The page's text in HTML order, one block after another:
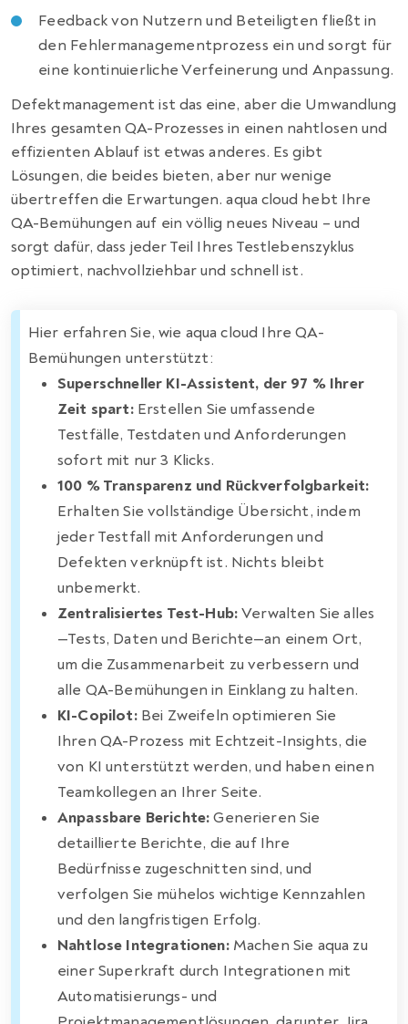
Feedback von Nutzern und Beteiligten fließt in
den Fehlermanagementprozess ein und sorgt für
eine kontinuierliche Verfeinerung und Anpassung.
Defektmanagement ist das eine, aber die Umwandlung
Ihres gesamten QA-Prozesses in einen nahtlosen und
effizienten Ablauf ist etwas anderes. Es gibt
Lösungen, die beides bieten, aber nur wenige
übertreffen die Erwartungen. aqua cloud hebt Ihre
QA-Bemühungen auf ein völlig neues Niveau – und
sorgt dafür, dass jeder Teil Ihres Testlebenszyklus
optimiert, nachvollziehbar und schnell ist.
Hier erfahren Sie, wie aqua cloud Ihre QA-
Bemühungen unterstützt:
Superschneller KI-Assistent, der 97 % Ihrer
Zeit spart: Erstellen Sie umfassende
Testfälle, Testdaten und Anforderungen
sofort mit nur 3 Klicks.
100 % Transparenz und Rückverfolgbarkeit:
Erhalten Sie vollständige Übersicht, indem
jeder Testfall mit Anforderungen und
Defekten verknüpft ist. Nichts bleibt
unbemerkt.
Zentralisiertes Test-Hub:Verwalten Sie alles
—Tests, Daten und Berichte—an einem Ort,
um die Zusammenarbeit zu verbessern und
alle QA-Bemühungen in Einklang zu halten.
KI-Copilot:Bei Zweifeln optimieren Sie
Ihren QA-Prozess mit Echtzeit-Insights, die
von KI unterstützt werden, und haben einen
Teamkollegen an Ihrer Seite.
Anpassbare Berichte:Generieren Sie
detaillierte Berichte, die auf Ihre
Bedürfnisse zugeschnitten sind, und
verfolgen Sie mühelos wichtige Kennzahlen
und den langfristigen Erfolg.
Nahtlose Integrationen: Machen Sie aqua zu
einer Superkraft durch Integrationen mit
Automatisierungs- und